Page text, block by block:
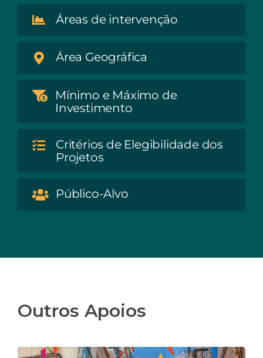
Áreas de intervenção
Área Geográfica
Mínimo e Máximo de
Investimento
Critérios de Elegibilidade dos
Projetos
Público-Alvo
Outros Apoios